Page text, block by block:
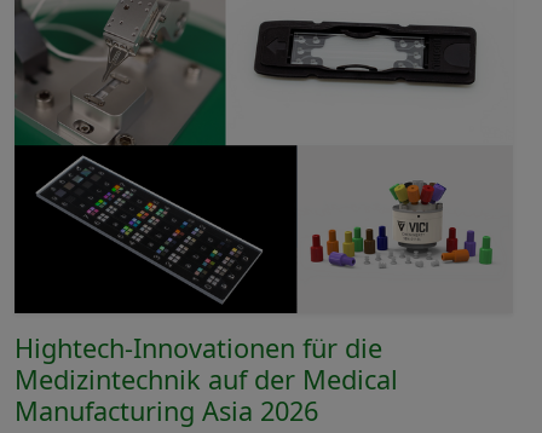
Hightech-Innovationen für die
Medizintechnik auf der Medical
Manufacturing Asia 2026